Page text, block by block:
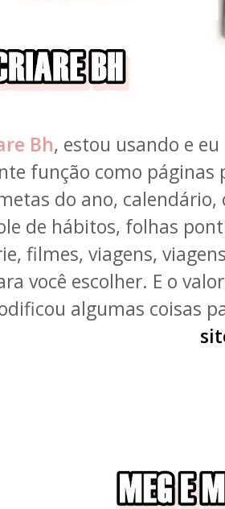
Bh, estou usando e
função como páginas
do ano,
de hábitos, folhas
filmes, viagens,
você escolher. E o
algumas coisas